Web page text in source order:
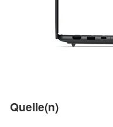
Quelle(n)